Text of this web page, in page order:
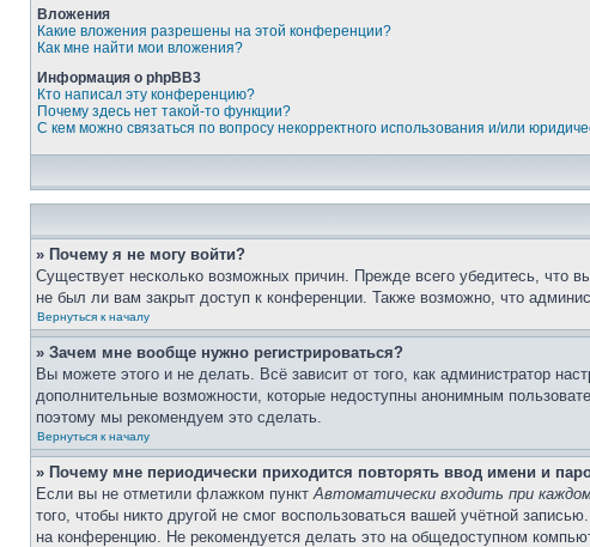
Вложения
Какие вложения разрешены на этой конференции?
Как мне найти мои вложения?
Информация о phpBB3
Кто написал эту конференцию?
Почему здесь нет такой-то функции?
С кем можно связаться по вопросу некорректного использования и/или
» Почему я не могу войти?
Существует несколько возможных причин. Прежде всего убедитесь, что
не был ли вам закрыт доступ к конференции. Также возможно, что
Вернуться к началу
» Зачем мне вообще нужно регистрироваться?
Вы можете этого и не делать. Всё зависит от того, как администратор
дополнительные возможности, которые недоступны анонимным
поэтому мы рекомендуем это сделать.
Вернуться к началу
» Почему мне периодически приходится повторять ввод имени и
Если вы не отметили флажком пунктАвтоматически входить при
того, чтобы никто другой не смог воспользоваться вашей учётной
на конференцию. Не рекомендуется делать это на общедоступном